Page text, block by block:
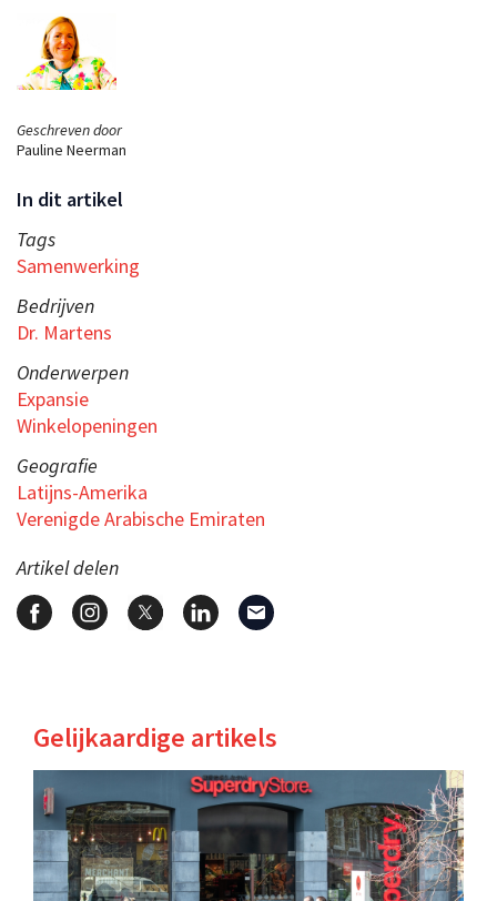
Geschreven door
Pauline Neerman
In dit artikel
Tags
Samenwerking
Bedrijven
Dr. Martens
Onderwerpen
Expansie
Winkelopeningen
Geografie
Latijns-Amerika
Verenigde Arabische Emiraten
Artikel delen
Gelijkaardige artikels